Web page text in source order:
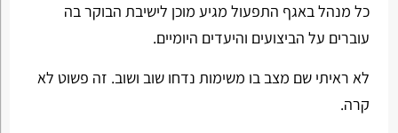
כל מנהל באגף התפעול מגיע מוכן לישיבת הבוקר בה
עוברים על הביצועים והיעדים היומיים.
לא ראיתי שם מצב בו משימות נדחו שוב ושוב. זה פשוט לא
קרה.